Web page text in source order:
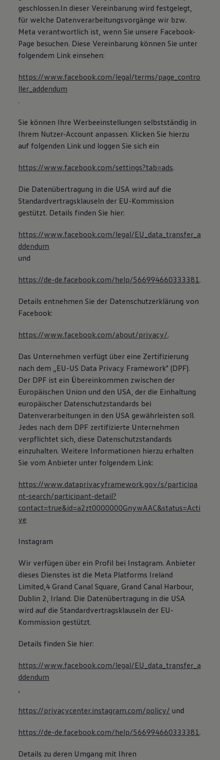
geschlossen.In dieser Vereinbarung wird festgelegt,
für welche Datenverarbeitungsvorgänge wir bzw.
Meta verantwortlich ist, wenn Sie unsere Facebook-
Page besuchen. Diese Vereinbarung können Sie unter
folgendem Link einsehen:
https://www.facebook.com/legal/terms/page_contro
ller_addendum
.
Sie können Ihre Werbeeinstellungen selbstständig in
Ihrem Nutzer-Account anpassen. Klicken Sie hierzu
auf folgenden Link und loggen Sie sich ein
https://www.facebook.com/settings?tab=ads.
Die Datenübertragung in die USA wird auf die
Standardvertragsklauseln der EU-Kommission
gestützt. Details finden Sie hier:
https://www.facebook.com/legal/EU_data_transfer_a
ddendum
und
https://de-de.facebook.com/help/566994660333381.
Details entnehmen Sie der Datenschutzerklärung von
Facebook:
https://www.facebook.com/about/privacy/.
Das Unternehmen verfügt über eine Zertifizierung
nach dem „EU-US Data Privacy Framework" (DPF).
Der DPF ist ein Übereinkommen zwischen der
Europäischen Union und den USA, der die Einhaltung
europäischer Datenschutzstandards bei
Datenverarbeitungen in den USA gewährleisten soll.
Jedes nach dem DPF zertifizierte Unternehmen
verpflichtet sich, diese Datenschutzstandards
einzuhalten. Weitere Informationen hierzu erhalten
Sie vom Anbieter unter folgendem Link:
https://www.dataprivacyframework.gov/s/participa
nt-search/participant-detail?
contact=true&id=a2zt0000000GnywAAC&status=Acti
ve
Instagram
Wir verfügen über ein Profil bei Instagram. Anbieter
dieses Dienstes ist die Meta Platforms Ireland
Limited,4 Grand Canal Square, Grand Canal Harbour,
Dublin 2, Irland. Die Datenübertragung in die USA
wird auf die Standardvertragsklauseln der EU-
Kommission gestützt.
Details finden Sie hier:
https://www.facebook.com/legal/EU_data_transfer_a
ddendum
,
https://privacycenter.instagram.com/policy/ und
https://de-de.facebook.com/help/566994660333381.
Details zu deren Umgang mit Ihren